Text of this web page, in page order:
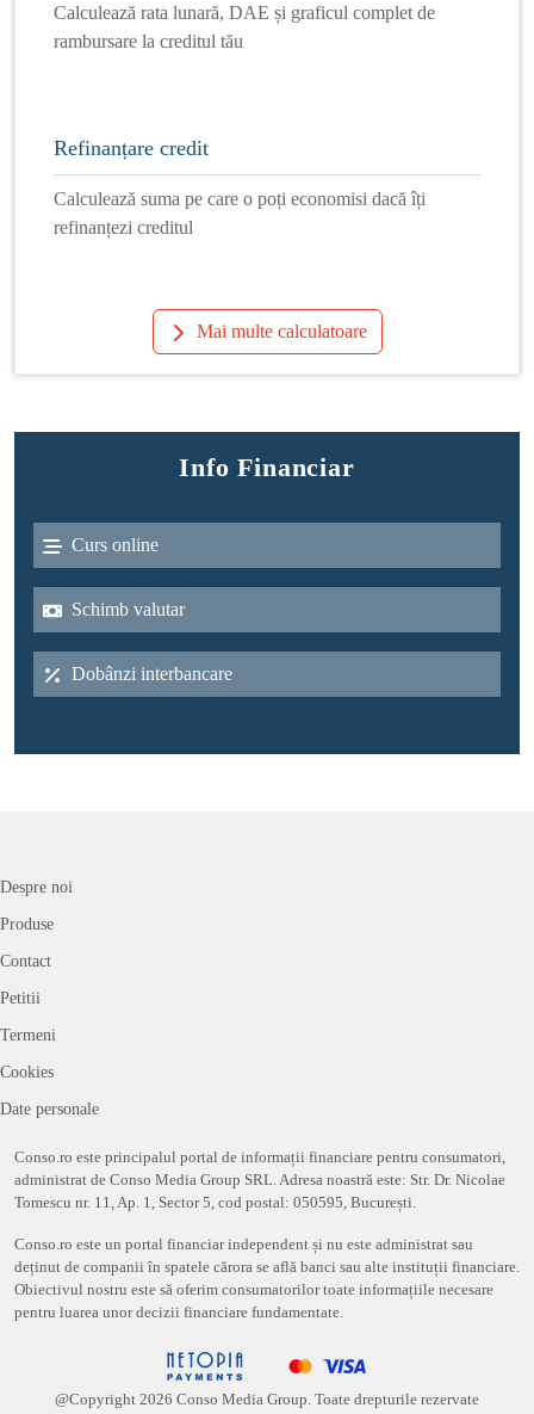
Calculează rata lunară, DAE și graficul complet de
rambursare la creditul tău
Refinanțare credit
Calculează suma pe care o poți economisi dacă îți
refinanțezi creditul
Mai multe calculatoare
Info Financiar
Curs online
Schimb valutar
Dobânzi interbancare
Despre noi
Produse
Contact
Petitii
Termeni
Cookies
Date personale
Conso.ro este principalul portal de informații financiare pentru consumatori,
administrat de Conso Media Group SRL. Adresa noastră este: Str. Dr. Nicolae
Tomescu nr. 11, Ap. 1, Sector 5, cod postal: 050595, București.
Conso.ro este un portal financiar independent și nu este administrat sau
deținut de companii în spatele cărora se află banci sau alte instituții financiare.
Obiectivul nostru este să oferim consumatorilor toate informațiile necesare
pentru luarea unor decizii financiare fundamentate.
@Copyright 2026 Conso Media Group. Toate drepturile rezervate